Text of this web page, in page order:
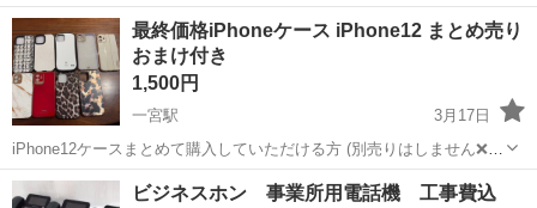
ィ・カウンターレディ(ナイトワーク系) <雇用形態> アルバイト・パー
ト <給与> [ア・パ]時給3,500円～4,500円 交通費:一部支給 その他 気に
なる事...
アルバイト・パート
最終価格iPhoneケース iPhone12 まとめ売り
おまけ付き
1,500円
一宮駅
3月17日
iPhone12ケースまとめて購入していただける方 (別売りはしません❌)
iFaceのケースは一度も使用していません。 購入していただける方に
iPhone12専用のガラスフィルムお付けします😊
香川 高松市 一宮駅 電話、ＦＡＸ ケース
ビジネスホン 事業所用電話機 工事費込